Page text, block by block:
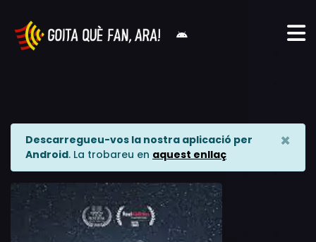
Descarregueu-vos la nostra aplicació per
Android. La trobareu en aquest enllaç
×